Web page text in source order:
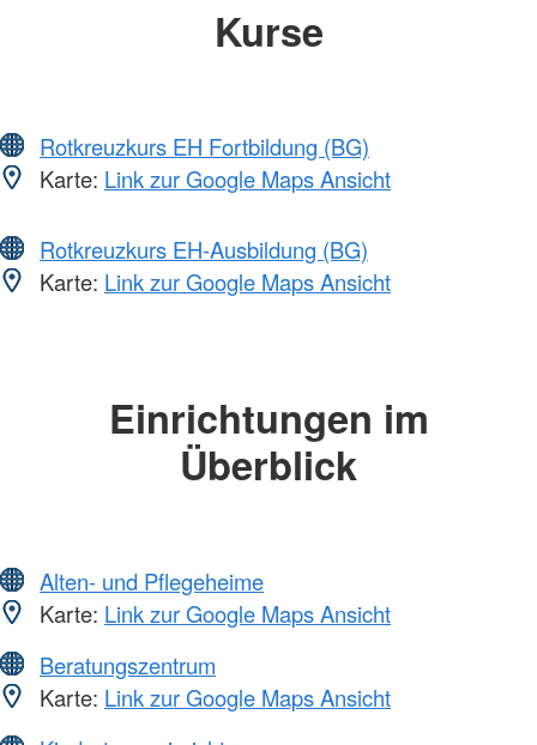
Kurse
Rotkreuzkurs EH Fortbildung (BG)
Karte: Link zur Google Maps Ansicht
Rotkreuzkurs EH-Ausbildung (BG)
Karte: Link zur Google Maps Ansicht
Einrichtungen im
Überblick
Alten- und Pflegeheime
Karte: Link zur Google Maps Ansicht
Beratungszentrum
Karte: Link zur Google Maps Ansicht